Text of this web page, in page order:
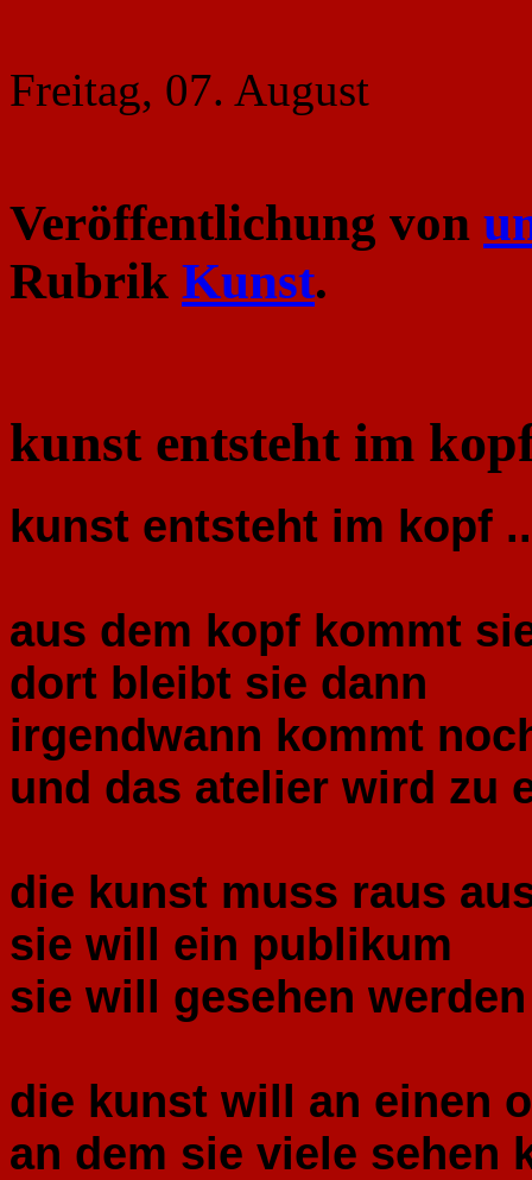
Freitag, 07. August
Veröffentlichung von
Rubrik Kunst.
kunst entsteht im
kunst entsteht im kopf
aus dem kopf kommt
dort bleibt sie dann
irgendwann kommt
und das atelier wird zu
die kunst muss raus
sie will ein publikum
sie will gesehen werden
die kunst will an einen
an dem sie viele sehen